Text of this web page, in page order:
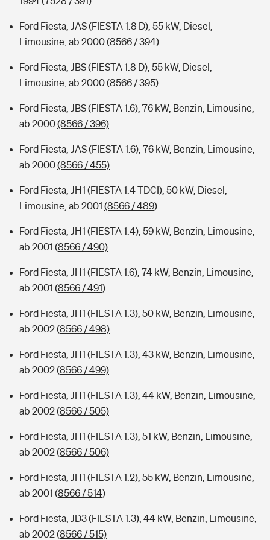
Ford Fiesta, JAS (FIESTA 1.8 D), 55 kW, Diesel,
Limousine, ab 2000(8566 / 394)
Ford Fiesta, JBS (FIESTA 1.8 D), 55 kW, Diesel,
Limousine, ab 2000(8566 / 395)
Ford Fiesta, JBS (FIESTA 1.6), 76 kW, Benzin, Limousine,
ab 2000(8566 / 396)
Ford Fiesta, JAS (FIESTA 1.6), 76 kW, Benzin, Limousine,
ab 2000(8566 / 455)
Ford Fiesta, JH1 (FIESTA 1.4 TDCI), 50 kW, Diesel,
Limousine, ab 2001 (8566 / 489)
Ford Fiesta, JH1 (FIESTA 1.4), 59 kW, Benzin, Limousine,
ab 2001 (8566 / 490)
Ford Fiesta, JH1 (FIESTA 1.6), 74 kW, Benzin, Limousine,
ab 2001 (8566 / 491)
Ford Fiesta, JH1 (FIESTA 1.3), 50 kW, Benzin, Limousine,
ab 2002(8566 / 498)
Ford Fiesta, JH1 (FIESTA 1.3), 43 kW, Benzin, Limousine,
ab 2002(8566 / 499)
Ford Fiesta, JH1 (FIESTA 1.3), 44 kW, Benzin, Limousine,
ab 2002(8566 / 505)
Ford Fiesta, JH1 (FIESTA 1.3), 51 kW, Benzin, Limousine,
ab 2002(8566 / 506)
Ford Fiesta, JH1 (FIESTA 1.2), 55 kW, Benzin, Limousine,
ab 2001 (8566 / 514)
Ford Fiesta, JD3 (FIESTA 1.3), 44 kW, Benzin, Limousine,
ab 2002(8566 / 515)